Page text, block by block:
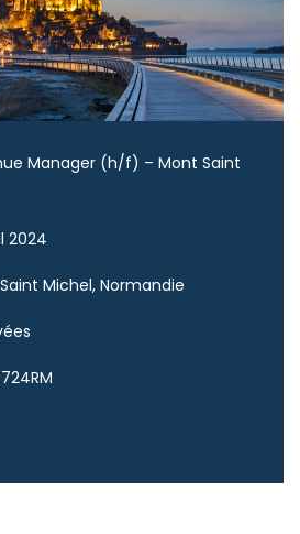
Manager (h/f) – Mont Saint
2024
Michel, Normandie